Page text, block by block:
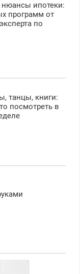
ипотеки:
программ от
по
танцы, книги:
посмотреть в